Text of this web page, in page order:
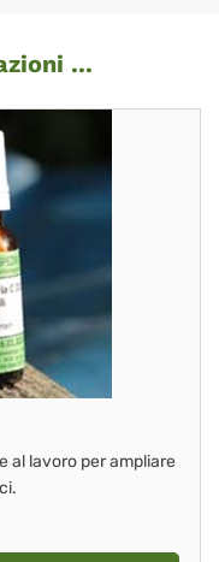
...
al lavoro per ampliare